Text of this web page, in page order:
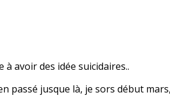
à avoir des idée suicidaires..
passé jusque là, je sors début mars,